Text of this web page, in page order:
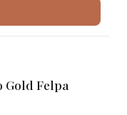
Gold Felpa